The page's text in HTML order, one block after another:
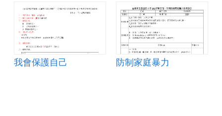
我會保護自己 防制家庭暴力